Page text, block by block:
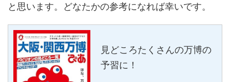
と思います。どなたかの参考になれば幸いです。
見どころたくさんの万博の
予習に！